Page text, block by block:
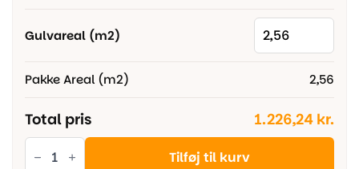
Gulvareal (m2)
Pakke Areal (m2) 2,56
Total pris 1.226,24 kr.
Timberman
Innoplank Tilføj til kurv